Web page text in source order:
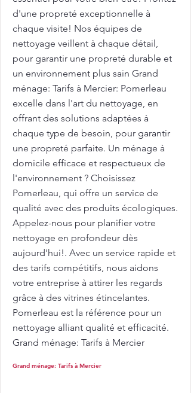
d'une propreté exceptionnelle à
chaque visite! Nos équipes de
nettoyage veillent à chaque détail,
pour garantir une propreté durable et
un environnement plus sain Grand
ménage: Tarifs à Mercier: Pomerleau
excelle dans l'art du nettoyage, en
offrant des solutions adaptées à
chaque type de besoin, pour garantir
une propreté parfaite. Un ménage à
domicile efficace et respectueux de
l'environnement ? Choisissez
Pomerleau, qui offre un service de
qualité avec des produits écologiques.
Appelez-nous pour planifier votre
nettoyage en profondeur dès
aujourd'hui!. Avec un service rapide et
des tarifs compétitifs, nous aidons
votre entreprise à attirer les regards
grâce à des vitrines étincelantes.
Pomerleau est la référence pour un
nettoyage alliant qualité et efficacité.
Grand ménage: Tarifs à Mercier
Grand ménage: Tarifs à Mercier